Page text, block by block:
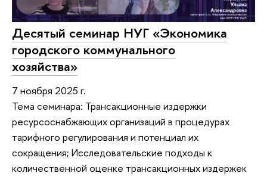
Десятый семинар НУГ «Экономика
городского коммунального
хозяйства»
7 ноября 2025 г.
Тема семинара: Трансакционные издержки
ресурсоснабжающих организаций в процедурах
тарифного регулирования и потенциал их
сокращения; Исследовательские подходы к
количественной оценке трансакционных издержек